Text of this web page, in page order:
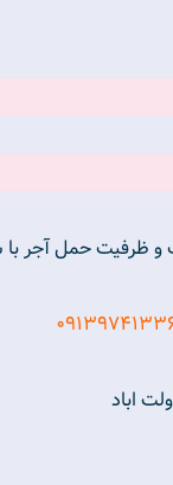
ظرفيت حمل آجر
اباد